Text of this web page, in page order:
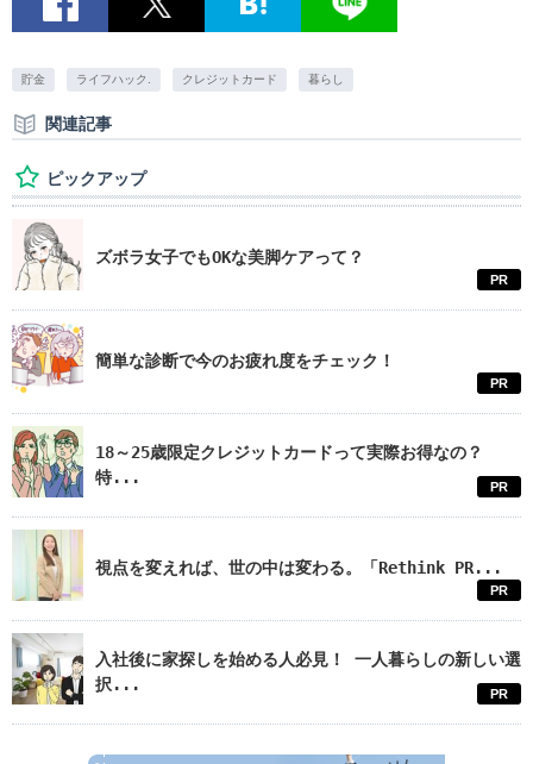
貯金 ライフハック. クレジットカード 暮らし
関連記事
ピックアップ
ズボラ女子でもOKな美脚ケアって？
PR
簡単な診断で今のお疲れ度をチェック！
PR
18～25歳限定クレジットカードって実際お得なの？
特...
PR
視点を変えれば、世の中は変わる。「Rethink PR...
PR
入社後に家探しを始める人必見！ 一人暮らしの新しい選
択...
PR